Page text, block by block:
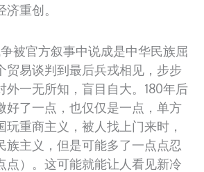
重创。
被官方叙事中说成是中华民族屈
贸易谈判到最后兵戎相见，步步
外一无所知，盲目自大。180年后
好了一点，也仅仅是一点，单方
玩重商主义，被人找上门来时，
族主义，但是可能多了一点点忍
点）。这可能就能让人看见新冷